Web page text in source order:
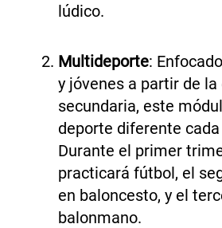
lúdico.
Multideporte:
y jóvenes a partir de la
secundaria, este
deporte diferente
Durante el primer
practicará fútbol, el
en baloncesto, y el
balonmano.